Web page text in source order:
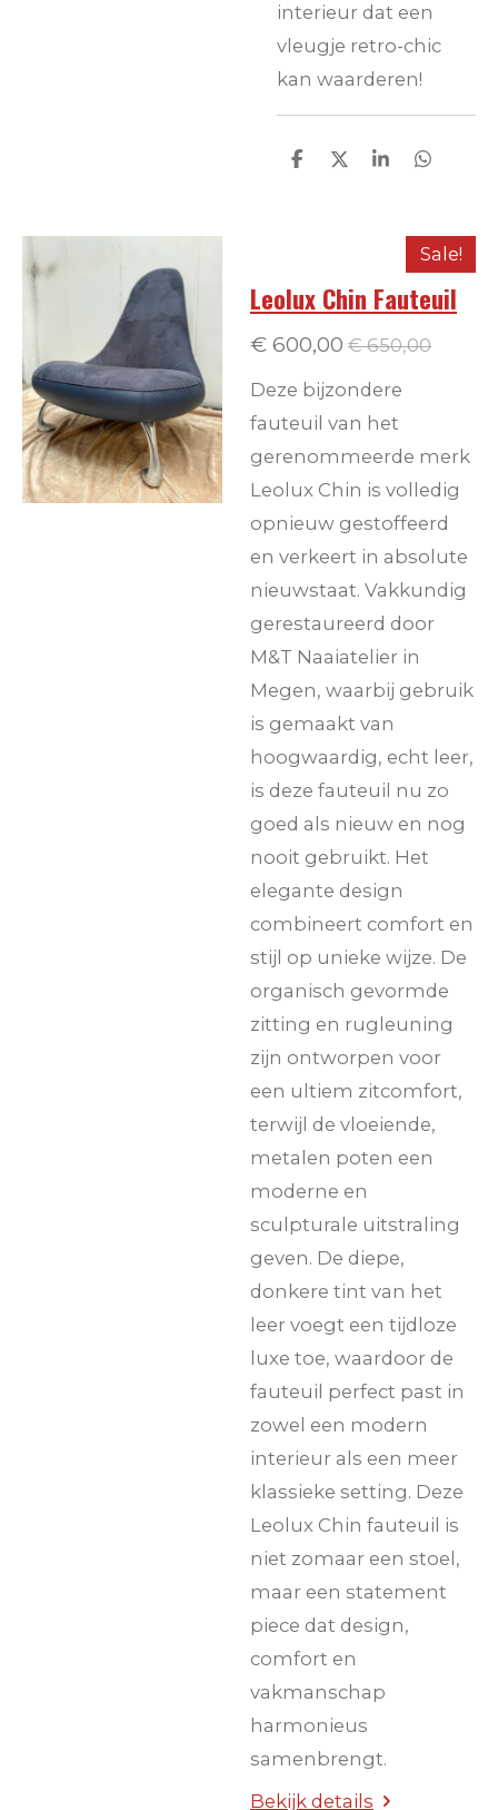
interieur dat een
vleugje retro-chic
kan waarderen!
D
D
S
D
n
Sale!
Leolux Chin Fauteuil
€ 600,00 € 650,00
Deze bijzondere
fauteuil van het
gerenommeerde merk
Leolux Chin is volledig
opnieuw gestoffeerd
en verkeert in absolute
nieuwstaat. Vakkundig
gerestaureerd door
M&T Naaiatelier in
Megen, waarbij gebruik
is gemaakt van
hoogwaardig, echt leer,
is deze fauteuil nu zo
goed als nieuw en nog
nooit gebruikt. Het
elegante design
combineert comfort en
stijl op unieke wijze. De
organisch gevormde
zitting en rugleuning
zijn ontworpen voor
een ultiem zitcomfort,
terwijl de vloeiende,
metalen poten een
moderne en
sculpturale uitstraling
geven. De diepe,
donkere tint van het
leer voegt een tijdloze
luxe toe, waardoor de
fauteuil perfect past in
zowel een modern
interieur als een meer
klassieke setting. Deze
Leolux Chin fauteuil is
niet zomaar een stoel,
maar een statement
piece dat design,
comfort en
vakmanschap
harmonieus
samenbrengt.
Bekijk details